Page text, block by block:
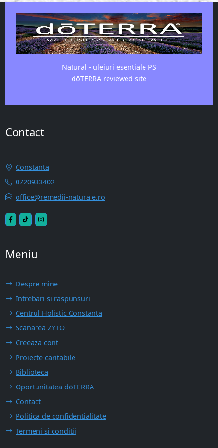
Natural - uleiuri esentiale PS
dōTERRA reviewed site
Contact
Constanta
0720933402
office@remedii-naturale.ro
Meniu
Despre mine
Intrebari si raspunsuri
Centrul Holistic Constanta
Scanarea ZYTO
Creeaza cont
Proiecte caritabile
Biblioteca
Oportunitatea dōTERRA
Contact
Politica de confidentialitate
Termeni si conditii